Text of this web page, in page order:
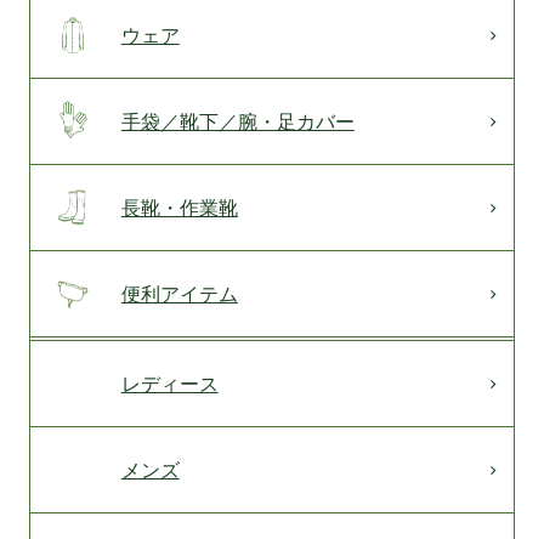
ウェア
手袋／靴下／腕・足カバー
長靴・作業靴
便利アイテム
レディース
メンズ